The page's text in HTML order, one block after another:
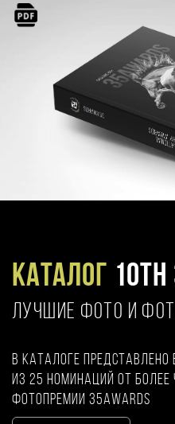
Каталог 10TH
ЛУЧШИЕ ФОТО И
В каталоге
из 25 номинаций от более
фотопремии 35AWARDS